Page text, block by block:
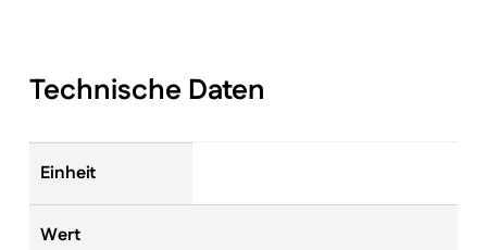
Technische Daten
Einheit
Wert